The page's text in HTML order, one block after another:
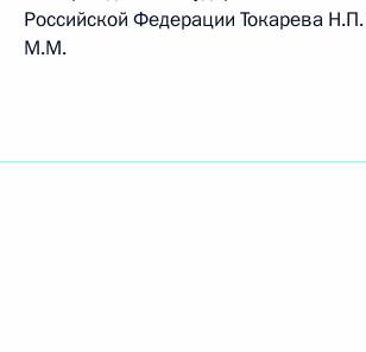
Российской Федерации Токарева
М.М.